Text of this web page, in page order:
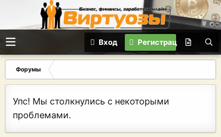
Вход Регистрация
Форумы
Упс! Мы столкнулись с некоторыми
проблемами.